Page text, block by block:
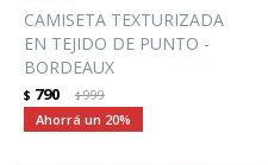
CAMISETA TEXTURIZADA
EN TEJIDO DE PUNTO -
BORDEAUX
$ 790 $999
20